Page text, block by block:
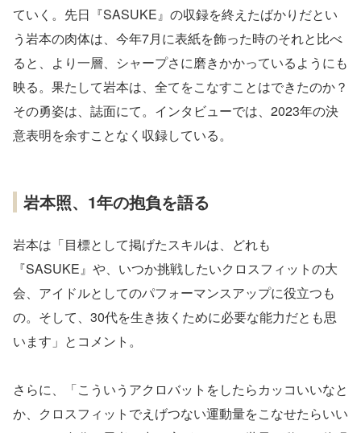
ていく。先日『SASUKE』の収録を終えたばかりだとい
う岩本の肉体は、今年7月に表紙を飾った時のそれと比べ
ると、より一層、シャープさに磨きかかっているようにも
映る。果たして岩本は、全てをこなすことはできたのか？
その勇姿は、誌面にて。インタビューでは、2023年の決
意表明を余すことなく収録している。
岩本照、1年の抱負を語る
岩本は「目標として掲げたスキルは、どれも
『SASUKE』や、いつか挑戦したいクロスフィットの大
会、アイドルとしてのパフォーマンスアップに役立つも
の。そして、30代を生き抜くために必要な能力だとも思
います」とコメント。
さらに、「こういうアクロバットをしたらカッコいいなと
か、クロスフィットでえげつない運動量をこなせたらいい